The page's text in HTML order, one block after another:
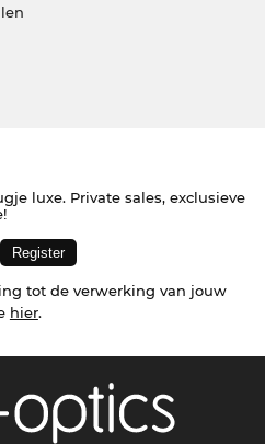
luxe. Private sales, exclusieve
tot de verwerking van jouw
hier.